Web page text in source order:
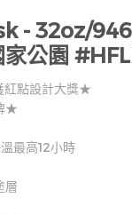
- 32oz/
家公園
點設計大獎★
★
最高12小時
層